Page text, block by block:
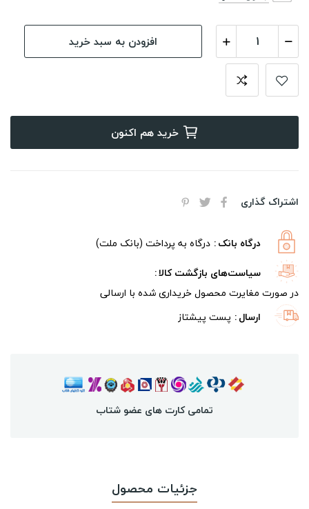
افزودن به سبد خرید
خرید هم اکنون
اشتراک گذاری
درگاه بانک درگاه به پرداخت (بانک ملت)
سیاست‌های بازگشت کالا
در صورت مغایرت محصول خریداری شده با ارسالی
ارسال پست پیشتاز
تمامی کارت های عضو شتاب
جزئیات محصول